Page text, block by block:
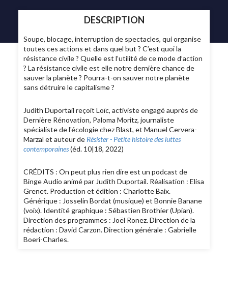
DESCRIPTION
Soupe, blocage, interruption de spectacles, qui organise
toutes ces actions et dans quel but ? C’est quoi la
résistance civile ? Quelle est l’utilité de ce mode d’action
? La résistance civile est elle notre dernière chance de
sauver la planète ? Pourra-t-on sauver notre planète
sans détruire le capitalisme ?
Judith Duportail reçoit Loïc, activiste engagé auprès de
Dernière Rénovation, Paloma Moritz, journaliste
spécialiste de l'écologie chez Blast, et Manuel Cervera-
Marzal et auteur de Résister - Petite histoire des luttes
contemporaines(éd. 10|18, 2022)
CRÉDITS : On peut plus rien dire est un podcast de
Binge Audio animé par Judith Duportail. Réalisation : Elisa
Grenet. Production et édition : Charlotte Baix.
Générique : Josselin Bordat (musique) et Bonnie Banane
(voix). Identité graphique : Sébastien Brothier (Upian).
Direction des programmes : Joël Ronez. Direction de la
rédaction : David Carzon. Direction générale : Gabrielle
Boeri-Charles.